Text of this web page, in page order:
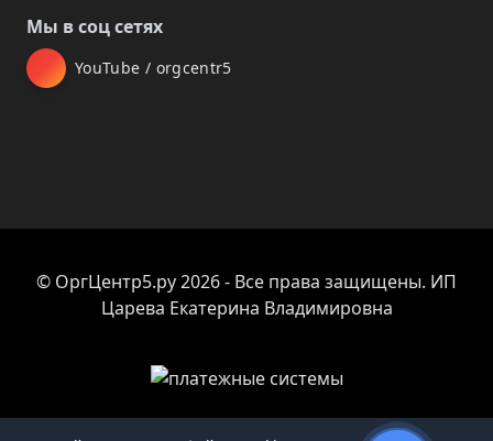
Мы в соц сетях
YouTube / orgcentr5
© ОргЦентр5.ру 2026 - Все права защищены. ИП
Царева Екатерина Владимировна